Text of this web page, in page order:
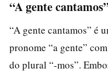
“A gente
“A gente cantamos” é
pronome “a gente”
do plural “-mos”.